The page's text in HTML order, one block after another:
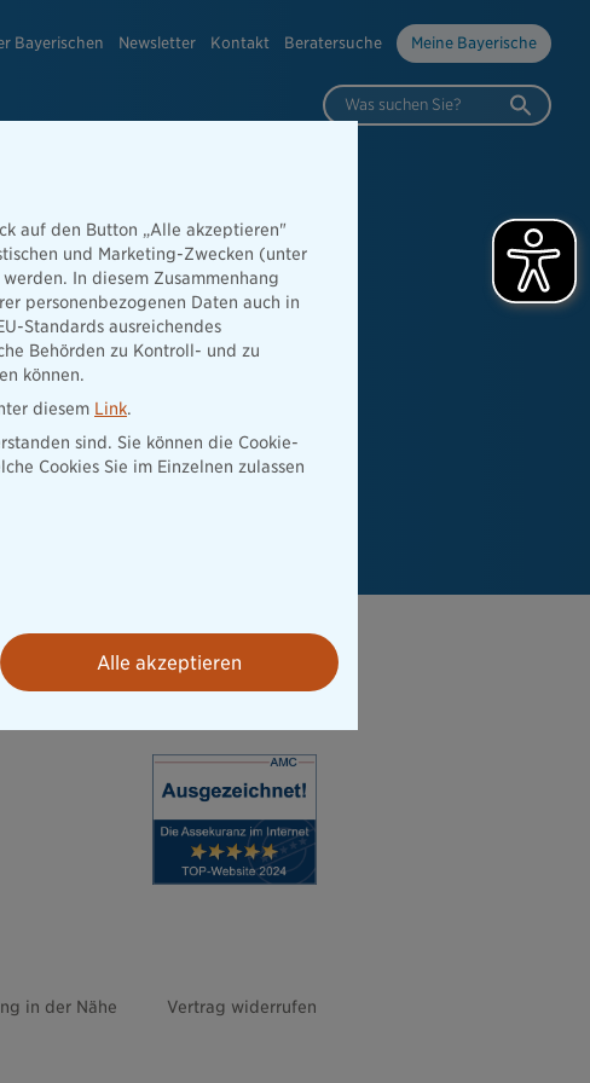
Bayerischen Newsletter Kontakt Beratersuche Meine Bayerische
Was suchen Sie?
in der Nähe Vertrag widerrufen
auf den Button „Alle akzeptieren"
und Marketing-Zwecken (unter
In diesem Zusammenhang
personenbezogenen Daten auch in
Standards ausreichendes
Behörden zu Kontroll- und zu
können.
diesem Link.
sind. Sie können die Cookie-
Cookies Sie im Einzelnen zulassen
Alle akzeptieren